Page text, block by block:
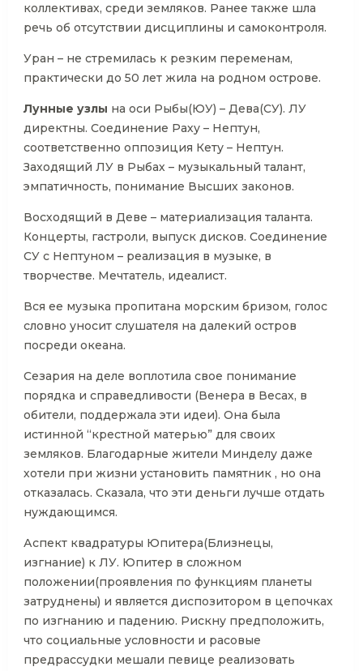
коллективах, среди земляков. Ранее также шла
речь об отсутствии дисциплины и самоконтроля.
Уран – не стремилась к резким переменам,
практически до 50 лет жила на родном острове.
Лунные узлы на оси Рыбы(ЮУ) – Дева(СУ). ЛУ
директны. Соединение Раху – Нептун,
соответственно оппозиция Кету – Нептун.
Заходящий ЛУ в Рыбах – музыкальный талант,
эмпатичность, понимание Высших законов.
Восходящий в Деве – материализация таланта.
Концерты, гастроли, выпуск дисков. Соединение
СУ с Нептуном – реализация в музыке, в
творчестве. Мечтатель, идеалист.
Вся ее музыка пропитана морским бризом, голос
словно уносит слушателя на далекий остров
посреди океана.
Сезария на деле воплотила свое понимание
порядка и справедливости (Венера в Весах, в
обители, поддержала эти идеи). Она была
истинной “крестной матерью” для своих
земляков. Благодарные жители Минделу даже
хотели при жизни установить памятник , но она
отказалась. Сказала, что эти деньги лучше отдать
нуждающимся.
Аспект квадратуры Юпитера(Близнецы,
изгнание) к ЛУ. Юпитер в сложном
положении(проявления по функциям планеты
затруднены) и является диспозитором в цепочках
по изгнанию и падению. Рискну предположить,
что социальные условности и расовые
предрассудки мешали певице реализовать